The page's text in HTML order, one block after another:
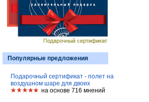
Популярные предложения
Подарочный сертификат - полет на
воздушном шаре для двоих
на основе 716 мнений